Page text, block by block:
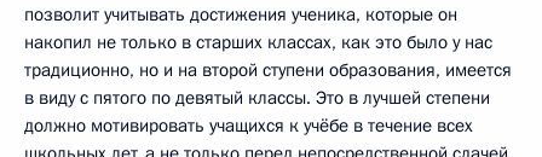
позволит учитывать достижения ученика, которые он
накопил не только в старших классах, как это было у нас
традиционно, но и на второй ступени образования, имеется
в виду с пятого по девятый классы. Это в лучшей степени
должно мотивировать учащихся к учёбе в течение всех